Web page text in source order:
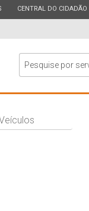
ESTADO
CENTRAL DO CIDADÃO